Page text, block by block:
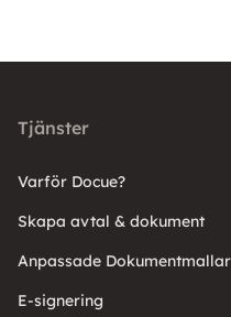
Tjänster
Varför Docue?
Skapa avtal & dokument
Anpassade Dokumentmallar
E-signering